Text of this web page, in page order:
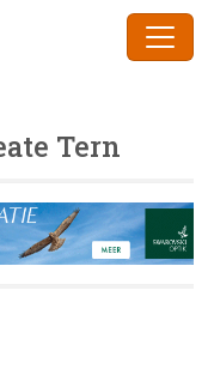
Tern